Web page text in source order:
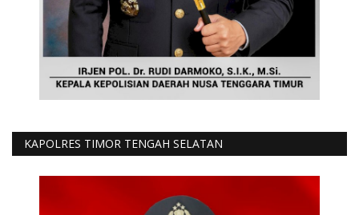
KAPOLRES TIMOR TENGAH SELATAN